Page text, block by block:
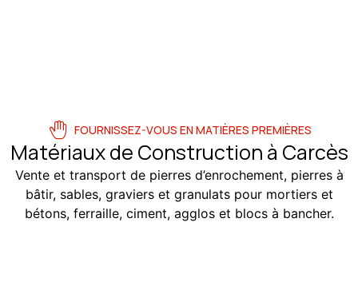
FOURNISSEZ-VOUS EN MATIÈRES PREMIÈRES
Matériaux de Construction à Carcès
Vente et transport de pierres d’enrochement, pierres à
bâtir, sables, graviers et granulats pour mortiers et
bétons, ferraille, ciment, agglos et blocs à bancher.